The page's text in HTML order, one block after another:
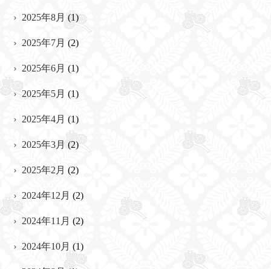
2025年8月 (1)
2025年7月 (2)
2025年6月 (1)
2025年5月 (1)
2025年4月 (1)
2025年3月 (2)
2025年2月 (2)
2024年12月 (2)
2024年11月 (2)
2024年10月 (1)